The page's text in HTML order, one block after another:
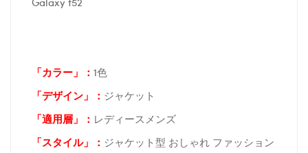
「カラー」： 1色
「デザイン」
： ジャケット
「適用層」： レディースメンズ
「スタイル」： ジャケット型 おしゃれ ファッション